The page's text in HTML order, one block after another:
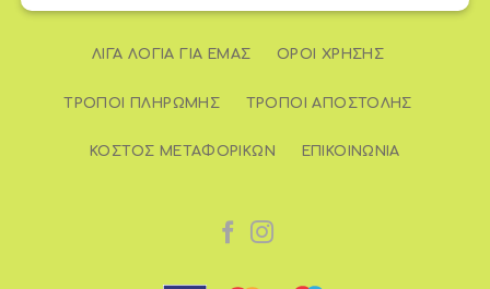
ΛΊΓΑ ΛΌΓΙΑ ΓΙΑ ΕΜΆΣ ΌΡΟΙ ΧΡΉΣΗΣ
ΤΡΌΠΟΙ ΠΛΗΡΩΜΉΣ ΤΡΌΠΟΙ ΑΠΟΣΤΟΛΉΣ
ΚΌΣΤΟΣ ΜΕΤΑΦΟΡΙΚΏΝ ΕΠΙΚΟΙΝΩΝΊΑ